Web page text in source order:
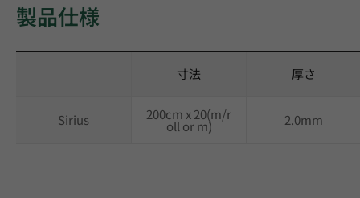
製品仕様
寸法 厚さ
Sirius 200cm x 20(m/r
oll or m) 2.0mm